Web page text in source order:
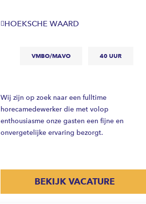
HOEKSCHE WAARD
VMBO/MAVO 40 UUR
Wij zijn op zoek naar een fulltime
horecamedewerker die met volop
enthousiasme onze gasten een fijne en
onvergetelijke ervaring bezorgt.
BEKIJK VACATURE